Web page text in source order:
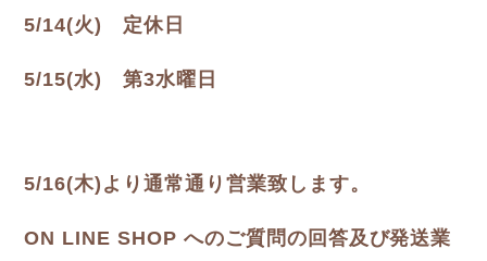
5/14(火) 定休日
5/15(水) 第3水曜日
5/16(木)より通常通り営業致します。
ON LINE SHOP へのご質問の回答及び発送業